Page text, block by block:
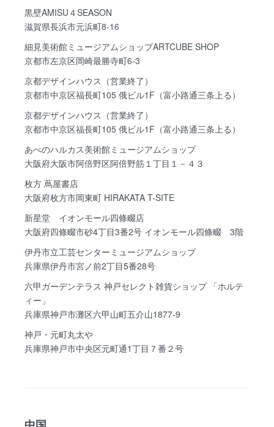
黒壁AMISU４SEASON
滋賀県長浜市元浜町8-16
細見美術館ミュージアムショップARTCUBE SHOP
京都市左京区岡崎最勝寺町6-3
京都デザインハウス （営業終了）
京都市中京区福長町105 俄ビル1F（富小路通三条上る）
京都デザインハウス （営業終了）
京都市中京区福長町105 俄ビル1F（富小路通三条上る）
あべのハルカス美術館ミュージアムショップ
大阪府大阪市阿倍野区阿倍野筋１丁目１－４３
枚方 蔦屋書店
大阪府枚方市岡東町 HIRAKATA T-SITE
新星堂 イオンモール四條畷店
大阪府四條畷市砂4丁目3番2号 イオンモール四條畷 3階
伊丹市立工芸センターミュージアムショップ
兵庫県伊丹市宮ノ前2丁目5番28号
六甲ガーデンテラス 神戸セレクト雑貨ショップ 「ホルテ
ィー」
兵庫県神戸市灘区六甲山町五介山1877-9
神戸・元町丸太や
兵庫県神戸市中央区元町通1丁目７番２号